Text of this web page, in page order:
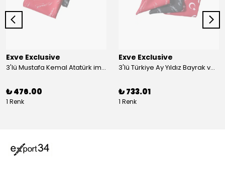
Exve Exclusive
3'lü Mustafa Kemal Atatürk imzalı ve Türkiye Ay Yıldız Bayraklı Kadın Fular Seti
₺ 476.00
1 Renk
Exve Exclusive
3'lü Türkiye Ay Yıldız Bayrak ve Mustafa Kemal Atatürk imzalı Kırmızı Siyah Yaka Mendili Seti
₺ 733.01
1 Renk